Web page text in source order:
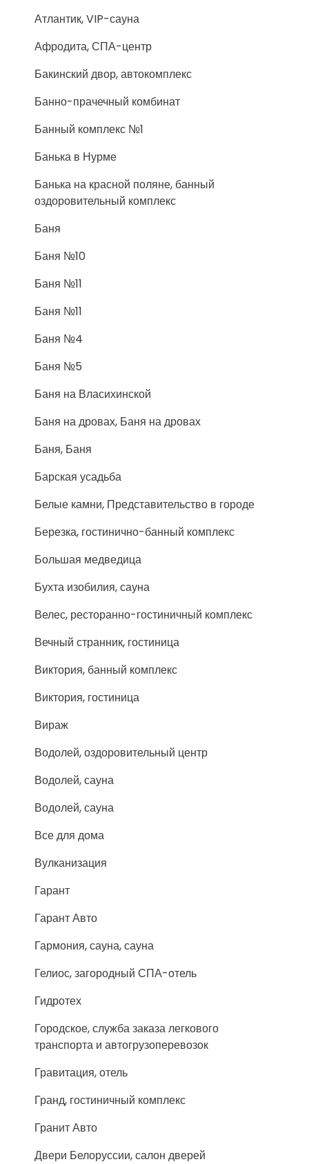
Атлантик, VIP-сауна
Афродита, СПА-центр
Бакинский двор, автокомплекс
Банно-прачечный комбинат
Банный комплекс №1
Банька в Нурме
Банька на красной поляне, банный
оздоровительный комплекс
Баня
Баня №10
Баня №11
Баня №11
Баня №4
Баня №5
Баня на Власихинской
Баня на дровах, Баня на дровах
Баня, Баня
Барская усадьба
Белые камни, Представительство в городе
Березка, гостинично-банный комплекс
Большая медведица
Бухта изобилия, сауна
Велес, ресторанно-гостиничный комплекс
Вечный странник, гостиница
Виктория, банный комплекс
Виктория, гостиница
Вираж
Водолей, оздоровительный центр
Водолей, сауна
Водолей, сауна
Все для дома
Вулканизация
Гарант
Гарант Авто
Гармония, сауна, сауна
Гелиос, загородный СПА-отель
Гидротех
Городское, служба заказа легкового
транспорта и автогрузоперевозок
Гравитация, отель
Гранд, гостиничный комплекс
Гранит Авто
Двери Белоруссии, салон дверей